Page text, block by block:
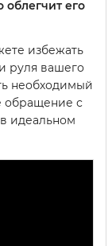
облегчит его
избежать
руля вашего
необходимый
обращение с
идеальном